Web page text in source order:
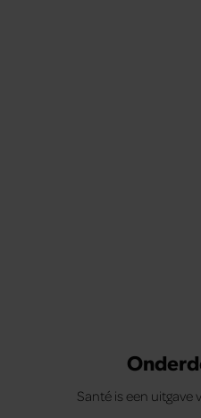
Santé is een uitgave